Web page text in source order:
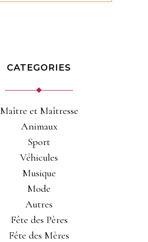
CATEGORIES
Maître et Maîtresse
Animaux
Sport
Véhicules
Musique
Mode
Autres
Fête des Pères
Fête des Mères